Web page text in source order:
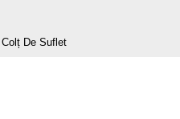
Colț De Suflet